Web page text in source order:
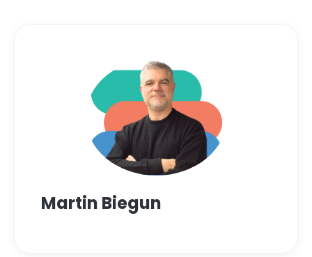
Martin Biegun